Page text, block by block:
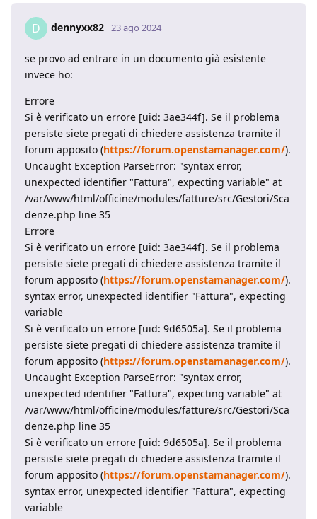
D dennyxx82 23 ago 2024
se provo ad entrare in un documento già esistente
invece ho:
Errore
Si è verificato un errore [uid: 3ae344f]. Se il problema
persiste siete pregati di chiedere assistenza tramite il
forum apposito (https://forum.openstamanager.com/).
Uncaught Exception ParseError: "syntax error,
unexpected identifier "Fattura", expecting variable" at
/var/www/html/officine/modules/fatture/src/Gestori/Sca
denze.php line 35
Errore
Si è verificato un errore [uid: 3ae344f]. Se il problema
persiste siete pregati di chiedere assistenza tramite il
forum apposito (https://forum.openstamanager.com/).
syntax error, unexpected identifier "Fattura", expecting
variable
Si è verificato un errore [uid: 9d6505a]. Se il problema
persiste siete pregati di chiedere assistenza tramite il
forum apposito (https://forum.openstamanager.com/).
Uncaught Exception ParseError: "syntax error,
unexpected identifier "Fattura", expecting variable" at
/var/www/html/officine/modules/fatture/src/Gestori/Sca
denze.php line 35
Si è verificato un errore [uid: 9d6505a]. Se il problema
persiste siete pregati di chiedere assistenza tramite il
forum apposito (https://forum.openstamanager.com/).
syntax error, unexpected identifier "Fattura", expecting
variable